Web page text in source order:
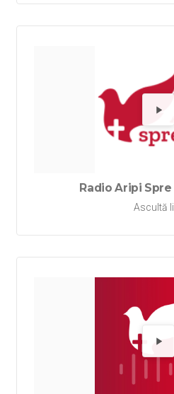
Radio Aripi
Ascultă